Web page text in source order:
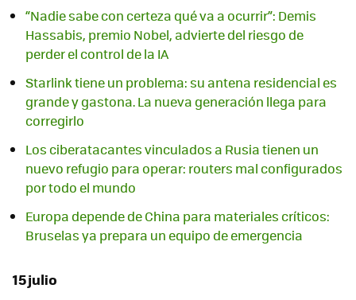
“Nadie sabe con certeza qué va a ocurrir”: Demis
Hassabis, premio Nobel, advierte del riesgo de
perder el control de la IA
Starlink tiene un problema: su antena residencial es
grande y gastona. La nueva generación llega para
corregirlo
Los ciberatacantes vinculados a Rusia tienen un
nuevo refugio para operar: routers mal configurados
por todo el mundo
Europa depende de China para materiales críticos:
Bruselas ya prepara un equipo de emergencia
15 julio